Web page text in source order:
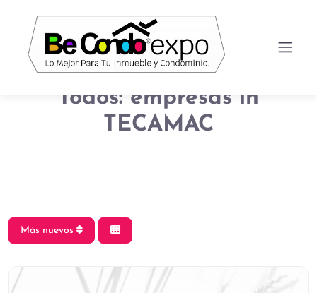
Todos: empresas in
TECAMAC
Más nuevos